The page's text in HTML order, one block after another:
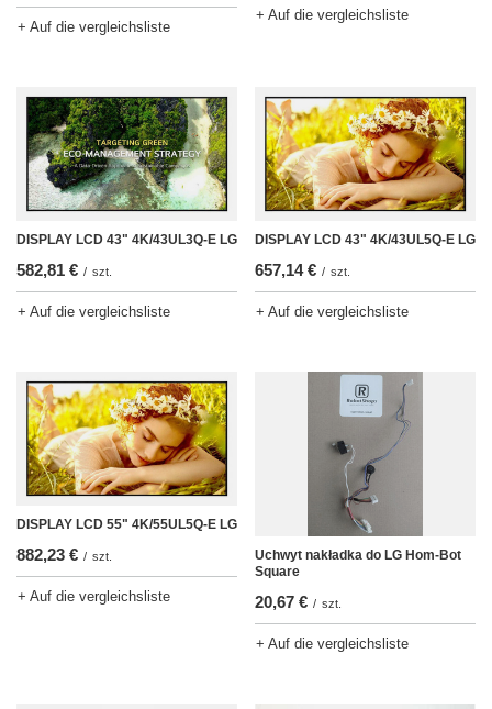
+ Auf die vergleichsliste
+ Auf die vergleichsliste
DISPLAY LCD 43" 4K/43UL3Q-E LG
582,81 € / szt.
+ Auf die vergleichsliste
DISPLAY LCD 43" 4K/43UL5Q-E LG
657,14 € / szt.
+ Auf die vergleichsliste
DISPLAY LCD 55" 4K/55UL5Q-E LG
882,23 € / szt.
+ Auf die vergleichsliste
Uchwyt nakładka do LG Hom-Bot
Square
20,67 € / szt.
+ Auf die vergleichsliste